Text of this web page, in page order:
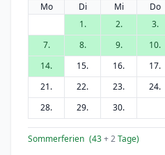
Mo Di Mi Do
1.
2. 3.
7.
8. 9. 10.
14.
15. 16. 17.
21.
22. 23. 24.
28.
29. 30.
Sommerferien (43+ 2Tage)